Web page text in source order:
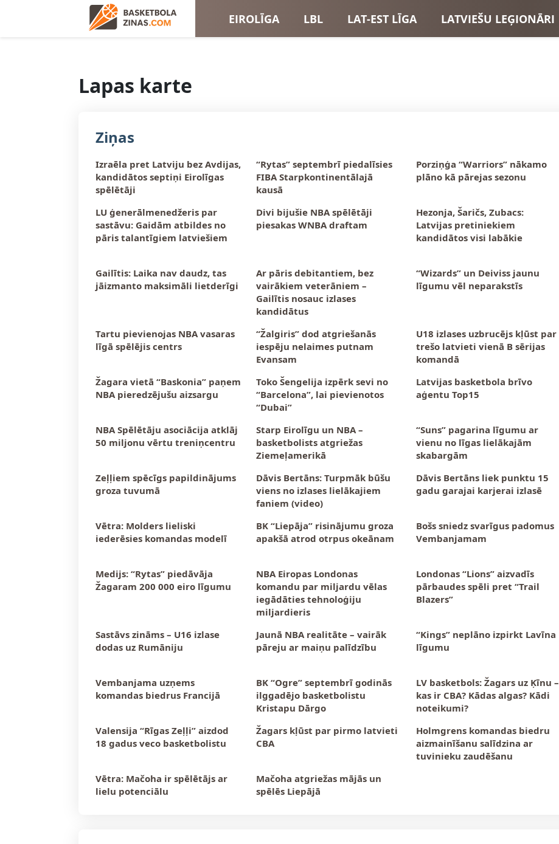
EIROLĪGA LBL LAT-EST LĪGA LATVIEŠU LEĢIONĀRI
Lapas karte
Ziņas
Izraēla pret Latviju bez Avdijas,
kandidātos septiņi Eirolīgas
spēlētāji
“Rytas” septembrī piedalīsies
FIBA Starpkontinentālajā
kausā
Porziņģa “Warriors” nākamo
plāno kā pārejas sezonu
LU ģenerālmenedžeris par
sastāvu: Gaidām atbildes no
pāris talantīgiem latviešiem
Divi bijušie NBA spēlētāji
piesakas WNBA draftam
Hezonja, Šaričs, Zubacs:
Latvijas pretiniekiem
kandidātos visi labākie
Gailītis: Laika nav daudz, tas
jāizmanto maksimāli lietderīgi
Ar pāris debitantiem, bez
vairākiem veterāniem –
Gailītis nosauc izlases
kandidātus
“Wizards” un Deiviss jaunu
līgumu vēl neparakstīs
Tartu pievienojas NBA vasaras
līgā spēlējis centrs
“Žalgiris” dod atgriešanās
iespēju nelaimes putnam
Evansam
U18 izlases uzbrucējs kļūst par
trešo latvieti vienā B sērijas
komandā
Žagara vietā “Baskonia” paņem
NBA pieredzējušu aizsargu
Toko Šengelija izpērk sevi no
“Barcelona”, lai pievienotos
“Dubai”
Latvijas basketbola brīvo
aģentu Top15
NBA Spēlētāju asociācija atklāj
50 miljonu vērtu treniņcentru
Starp Eirolīgu un NBA –
basketbolists atgriežas
Ziemeļamerikā
“Suns” pagarina līgumu ar
vienu no līgas lielākajām
skabargām
Zeļļiem spēcīgs papildinājums
groza tuvumā
Dāvis Bertāns: Turpmāk būšu
viens no izlases lielākajiem
faniem (video)
Dāvis Bertāns liek punktu 15
gadu garajai karjerai izlasē
Vētra: Molders lieliski
iederēsies komandas modelī
BK “Liepāja” risinājumu groza
apakšā atrod otrpus okeānam
Bošs sniedz svarīgus padomus
Vembanjamam
Medijs: “Rytas” piedāvāja
Žagaram 200 000 eiro līgumu
NBA Eiropas Londonas
komandu par miljardu vēlas
iegādāties tehnoloģiju
miljardieris
Londonas “Lions” aizvadīs
pārbaudes spēli pret “Trail
Blazers”
Sastāvs zināms – U16 izlase
dodas uz Rumāniju
Jaunā NBA realitāte – vairāk
pāreju ar maiņu palīdzību
“Kings” neplāno izpirkt Lavīna
līgumu
Vembanjama uzņems
komandas biedrus Francijā
BK “Ogre” septembrī godinās
ilggadējo basketbolistu
Kristapu Dārgo
LV basketbols: Žagars uz Ķīnu –
kas ir CBA? Kādas algas? Kādi
noteikumi?
Valensija “Rīgas Zeļļi” aizdod
18 gadus veco basketbolistu
Žagars kļūst par pirmo latvieti
CBA
Holmgrens komandas biedru
aizmainīšanu salīdzina ar
tuvinieku zaudēšanu
Vētra: Mačoha ir spēlētājs ar
lielu potenciālu
Mačoha atgriežas mājās un
spēlēs Liepājā